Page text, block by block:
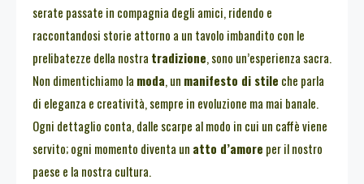
serate passate in compagnia degli amici, ridendo e
raccontandosi storie attorno a un tavolo imbandito con le
prelibatezze della nostra tradizione, sono un’esperienza sacra.
Non dimentichiamo la moda, un manifesto di stile che parla
di eleganza e creatività, sempre in evoluzione ma mai banale.
Ogni dettaglio conta, dalle scarpe al modo in cui un caffè viene
servito; ogni momento diventa un atto d’amore per il nostro
paese e la nostra cultura.